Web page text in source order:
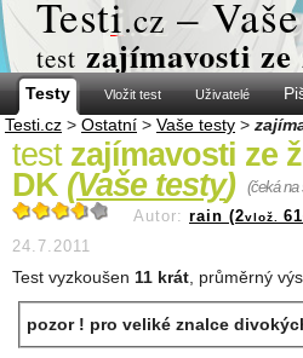
Testi.cz –
test zajímavosti
Testy Vložit test Uživatelé
Testi.cz > Ostatní > Vaše testy >
test zajímavosti ze
DK (Vaše testy) (čeká na
Autor: rain (2vlož. 61
24.7.2011
Test vyzkoušen 11 krát, průměrný
pozor ! pro veliké znalce